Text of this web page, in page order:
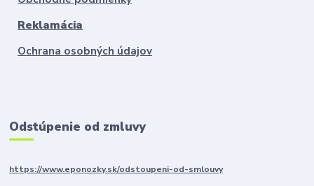
Reklamácia
Ochrana osobných údajov
Odstúpenie od zmluvy
https://www.eponozky.sk/odstoupeni-od-smlouvy